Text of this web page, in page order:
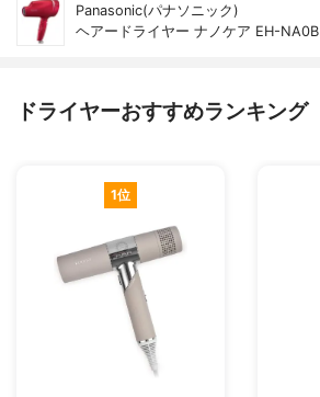
Panasonic(パナソニック)
ヘアードライヤー ナノケア EH-NA0B
ドライヤーおすすめランキング
1位